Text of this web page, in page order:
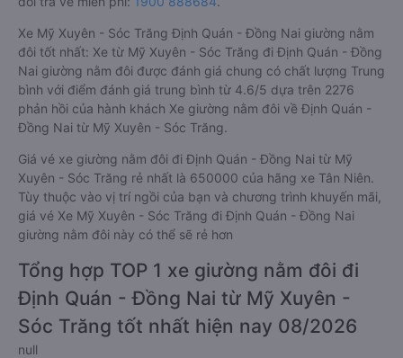
Xe Mỹ Xuyên - Sóc Trăng Định Quán - Đồng Nai giường nằm
đôi tốt nhất: Xe từ Mỹ Xuyên - Sóc Trăng đi Định Quán - Đồng
Nai giường nằm đôi được đánh giá chung có chất lượng Trung
bình với điểm đánh giá trung bình từ 4.6/5 dựa trên 2276
phản hồi của hành khách Xe giường nằm đôi về Định Quán -
Đồng Nai từ Mỹ Xuyên - Sóc Trăng.
Giá vé xe giường nằm đôi đi Định Quán - Đồng Nai từ Mỹ
Xuyên - Sóc Trăng rẻ nhất là 650000 của hãng xe Tân Niên.
Tùy thuộc vào vị trí ngồi của bạn và chương trình khuyến mãi,
giá vé Xe Mỹ Xuyên - Sóc Trăng đi Định Quán - Đồng Nai
giường nằm đôi này có thể sẽ rẻ hơn
Tổng hợp TOP 1 xe giường nằm đôi đi
Định Quán - Đồng Nai từ Mỹ Xuyên -
Sóc Trăng tốt nhất hiện nay 08/2026
null